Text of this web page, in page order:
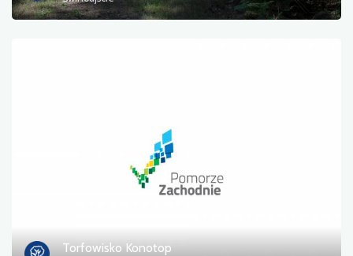
Torfowisko Konotop
Пором
Магазин і велосипедний сервіс
вода